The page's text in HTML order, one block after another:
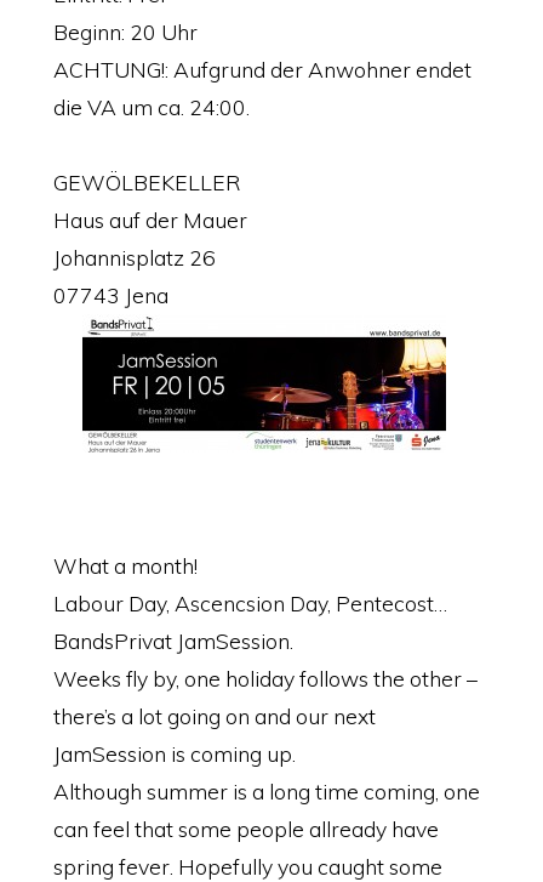
Beginn: 20 Uhr
ACHTUNG!: Aufgrund der Anwohner endet
die VA um ca. 24:00.
GEWÖLBEKELLER
Haus auf der Mauer
Johannisplatz 26
07743 Jena
What a month!
Labour Day, Ascencsion Day, Pentecost…
BandsPrivat JamSession.
Weeks fly by, one holiday follows the other –
there’s a lot going on and our next
JamSession is coming up.
Although summer is a long time coming, one
can feel that some people allready have
spring fever. Hopefully you caught some